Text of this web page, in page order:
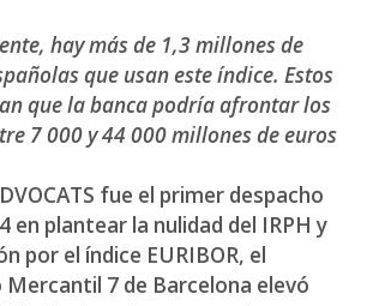
hay más de 1,3 millones de
que usan este índice. Estos
que la banca podría afrontar los
7 000 y 44 000 millones de euros
fue el primer despacho
en plantear la nulidad del IRPH y
por el índice EURIBOR, el
Mercantil 7 de Barcelona elevó